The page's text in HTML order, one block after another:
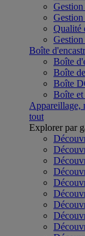
Gestion
Qualité
Gestion
Boîte
Boîte
Boîte
Boîte
Boîte et
Appareillage,
tout
Explorer par